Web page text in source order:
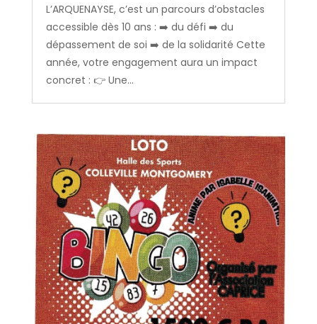
L’ARQUENAYSE, c’est un parcours d’obstacles
accessible dès 10 ans : ➡️ du défi ➡️ du
dépassement de soi ➡️ de la solidarité Cette
année, votre engagement aura un impact
concret : 👉 Une...